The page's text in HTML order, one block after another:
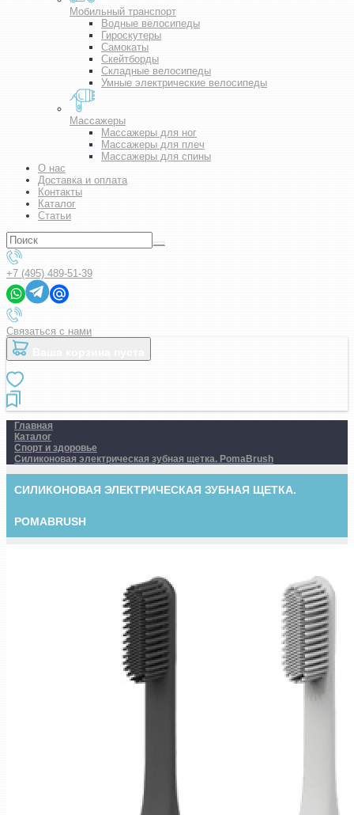
Мобильный транспорт
Водные велосипеды
Гироскутеры
Самокаты
Скейтборды
Складные велосипеды
Умные электрические велосипеды
Массажеры
Массажеры для ног
Массажеры для плеч
Массажеры для спины
О нас
Доставка и оплата
Контакты
Каталог
Статьи
+7 (495) 489-51-39
Связаться с нами
Главная
Каталог
Спорт и здоровье
Силиконовая электрическая зубная щетка. PomaBrush
СИЛИКОНОВАЯ ЭЛЕКТРИЧЕСКАЯ ЗУБНАЯ ЩЕТКА.
POMABRUSH